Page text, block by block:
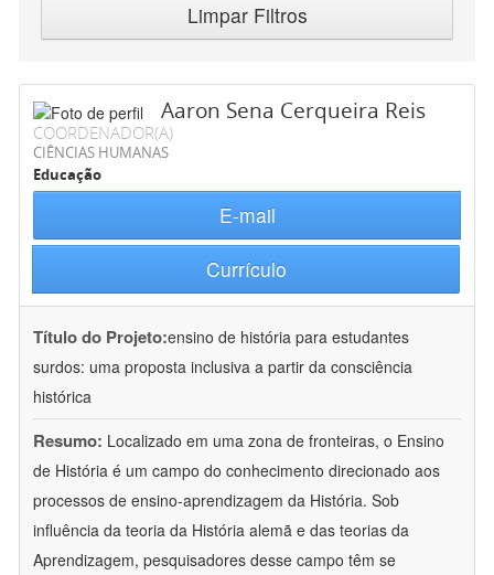
Limpar Filtros
Aaron Sena Cerqueira Reis
COORDENADOR(A)
CIÊNCIAS HUMANAS
Educação
E-mail
Currículo
Título do Projeto:ensino de história para estudantes
surdos: uma proposta inclusiva a partir da consciência
histórica
Resumo: Localizado em uma zona de fronteiras, o Ensino
de História é um campo do conhecimento direcionado aos
processos de ensino-aprendizagem da História. Sob
influência da teoria da História alemã e das teorias da
Aprendizagem, pesquisadores desse campo têm se